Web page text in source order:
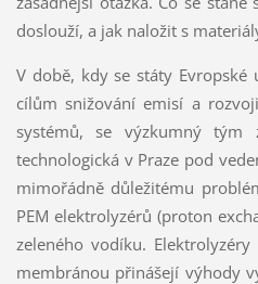
doslouží, a jak naložit s
V době, kdy se státy Evropské
cílům snižování emisí a
systémů, se výzkumný
technologická v Praze pod
mimořádně důležitému
PEM elektrolyzérů (proton
zeleného vodíku.
membránou přinášejí výhody